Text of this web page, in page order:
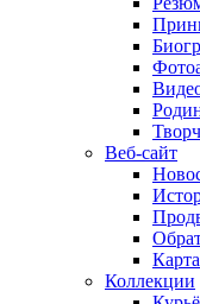
Веб-сайт
Коллекции